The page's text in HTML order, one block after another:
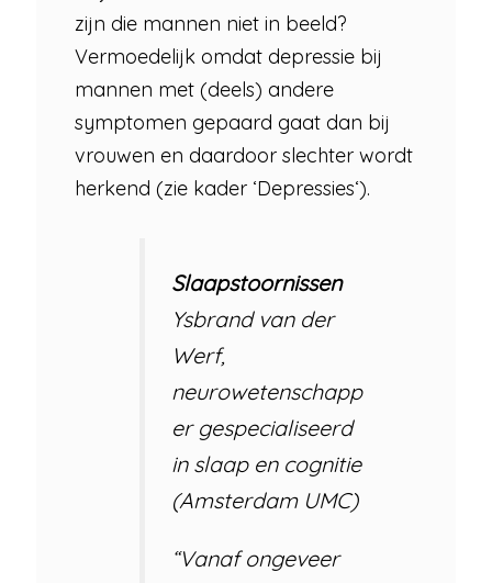
zijn die mannen niet in beeld?
Vermoedelijk omdat depressie bij
mannen met (deels) andere
symptomen gepaard gaat dan bij
vrouwen en daardoor slechter wordt
herkend (zie kader ‘Depressies‘).
Slaapstoornissen
Ysbrand van der
Werf,
neurowetenschapp
er gespecialiseerd
in slaap en cognitie
(Amsterdam­­ UMC)
“Vanaf ongeveer